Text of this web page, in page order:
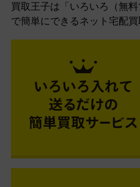
買取王子は「いろいろ（無
で簡単にできるネット宅配買